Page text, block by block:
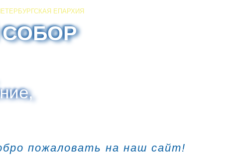
ЕПАРХИЯ
пожаловать на наш сайт!